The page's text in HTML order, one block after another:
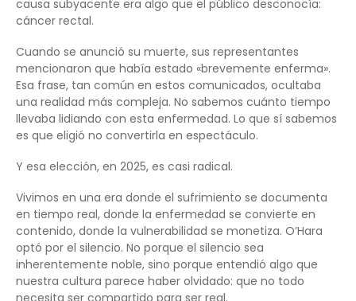
causa subyacente era algo que el público desconocía:
cáncer rectal.
Cuando se anunció su muerte, sus representantes
mencionaron que había estado «brevemente enferma».
Esa frase, tan común en estos comunicados, ocultaba
una realidad más compleja. No sabemos cuánto tiempo
llevaba lidiando con esta enfermedad. Lo que sí sabemos
es que eligió no convertirla en espectáculo.
Y esa elección, en 2025, es casi radical.
Vivimos en una era donde el sufrimiento se documenta
en tiempo real, donde la enfermedad se convierte en
contenido, donde la vulnerabilidad se monetiza. O’Hara
optó por el silencio. No porque el silencio sea
inherentemente noble, sino porque entendió algo que
nuestra cultura parece haber olvidado: que no todo